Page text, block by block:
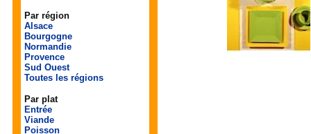
Par région
Alsace
Bourgogne
Normandie
Provence
Sud Ouest
Toutes les régions
Par plat
Entrée
Viande
Poisson